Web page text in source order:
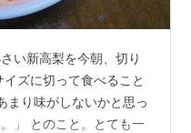
い新高梨を今朝、切り
ズに切って食べること
まり味がしないかと思っ
」 とのこと。とても一